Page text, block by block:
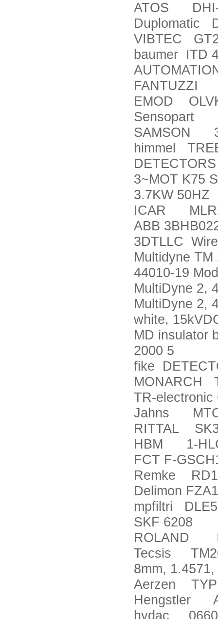
ATOS DHI-
Duplomatic
VIBTEC
baumer ITD
FANTUZZI
EMOD
Sensopart
SAMSON
himmel
3~MOT K75
3.7KW 50HZ
ICAR
ABB
3DTLLC
Multidyne
44010-19
MultiDyne 2,
MultiDyne 2,
white,
MD insulator
2000 5
fike
MONARCH
TR-electronic
Jahns
RITTAL
HBM 1-
FCT F-
Remke
Delimon
mpfiltri
SKF 6208
ROLAND
Tecsis
8mm,
Aerzen
Hengstler
hydac